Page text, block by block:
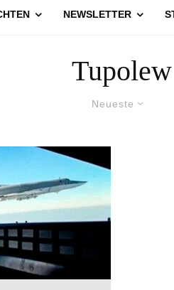
NEWSLETTER
Tupolew
Neueste